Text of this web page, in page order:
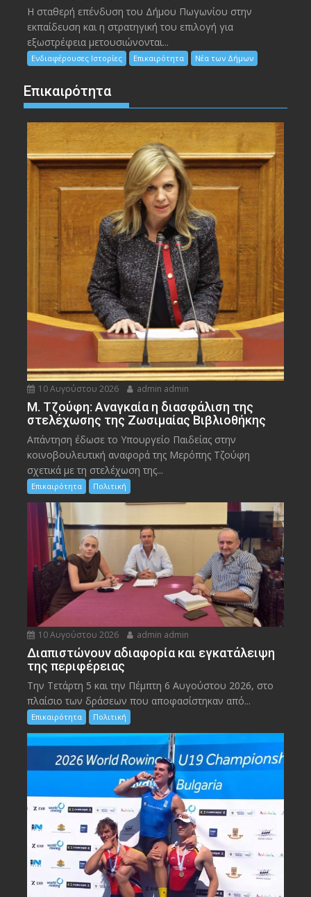
Η σταθερή επένδυση του Δήμου Πωγωνίου στην
εκπαίδευση και η στρατηγική του επιλογή για
εξωστρέφεια μετουσιώνονται...
Ενδιαφέρουσες Ιστορίες Επικαιρότητα Νέα των Δήμων
Επικαιρότητα
10 Αυγούστου 2026 admin admin
M. Τζούφη: Αναγκαία η διασφάλιση της
στελέχωσης της Ζωσιμαίας Βιβλιοθήκης
Απάντηση έδωσε το Υπουργείο Παιδείας στην
κοινοβουλευτική αναφορά της Μερόπης Τζούφη
σχετικά με τη στελέχωση της...
Επικαιρότητα Πολιτική
10 Αυγούστου 2026 admin admin
Διαπιστώνουν αδιαφορία και εγκατάλειψη
της περιφέρειας
Την Τετάρτη 5 και την Πέμπτη 6 Αυγούστου 2026, στο
πλαίσιο των δράσεων που αποφασίστηκαν από...
Επικαιρότητα Πολιτική